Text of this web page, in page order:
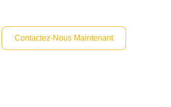
Contactez-Nous Maintenant